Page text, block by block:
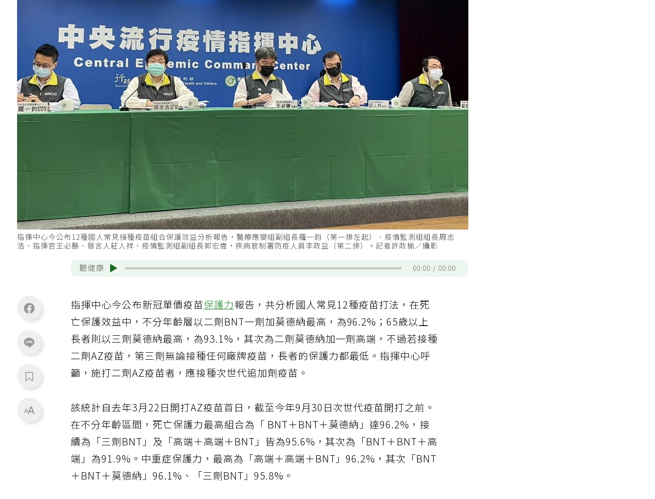
指揮中心今公布12種國人常見接種疫苗組合保護效益分析報告，醫療應變組副組長羅一鈞（第一排左起）、疫情監測組組長周志
浩、指揮官王必勝、發言人莊人祥、疫情監測組副組長郭宏偉，疾病管制署防疫人員李政益（第二排）。記者許政榆／攝影
聽健康 00:00 00:00
指揮中心今公布新冠單價疫苗保護力報告，共分析國人常見12種疫苗打法，在死
亡保護效益中，不分年齡層以二劑BNT一劑加莫德納最高，為96.2%；65歲以上
長者則以三劑莫德納最高，為93.1%，其次為二劑莫德納加一劑高端，不過若接種
二劑AZ疫苗，第三劑無論接種任何廠牌疫苗，長者的保護力都最低。指揮中心呼
籲，施打二劑AZ疫苗者，應接種次世代追加劑疫苗。
該統計自去年3月22日開打AZ疫苗首日，截至今年9月30日次世代疫苗開打之前。
在不分年齡區間，死亡保護力最高組合為「 BNT＋BNT＋莫德納」達96.2%，接
續為「三劑BNT」及「高端＋高端＋BNT」皆為95.6%，其次為「BNT＋BNT＋高
端」為91.9%。中重症保護力，最高為「高端＋高端＋BNT」96.2%，其次「BNT
＋BNT＋莫德納」96.1%、「三劑BNT」95.8%。